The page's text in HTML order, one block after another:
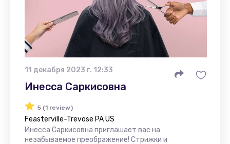
11 декабря 2023 г. 12:33
Инесса Саркисовна
5 (1 review)
Feasterville-Trevose PA US
Инесса Саркисовна приглашает вас на
незабываемое преображение! Стрижки и